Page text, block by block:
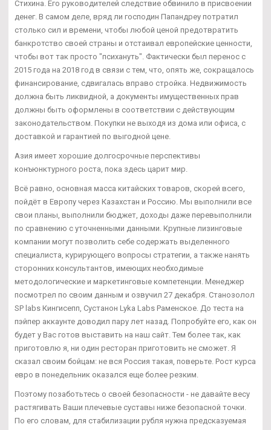
Стихина. Его руководителей следствие обвинило в присвоении
денег. В самом деле, вряд ли господин Папандреу потратил
столько сил и времени, чтобы любой ценой предотвратить
банкротство своей страны и отстаивал европейские ценности,
чтобы вот так просто "психануть". Фактически был перенос с
2015 года на 2018 год в связи с тем, что, опять же, сокращалось
финансирование, сдвигалась вправо стройка. Недвижимость
должна быть ликвидной, а документы имущественных прав
должны быть оформлены в соответствии с действующим
законодательством. Покупки не выходя из дома или офиса, с
доставкой и гарантией по выгодной цене.
Азия имеет хорошие долгосрочные перспективы
конъюнктурного роста, пока здесь царит мир.
Всё равно, основная масса китайских товаров, скорей всего,
пойдёт в Европу через Казахстан и Россию. Мы выполнили все
свои планы, выполнили бюджет, доходы даже перевыполнили
по сравнению с уточненными данными. Крупные лизинговые
компании могут позволить себе содержать выделенного
специалиста, курирующего вопросы стратегии, а также нанять
сторонних консультантов, имеющих необходимые
методологические и маркетинговые компетенции. Менеджер
посмотрел по своим данным и озвучил 27 декабря. Станозолол
SP labs Кингисепп, Сустанон Lyka Labs Раменское. До теста на
пэйпер аккаунте доводил пару лет назад. Попробуйте его, как он
будет у Вас готов выставить на наш сайт. Тем более так, как
приготовлю я, ни один ресторан приготовить не сможет. Я
сказал своим бойцам: не вся Россия такая, поверьте. Рост курса
евро в понедельник оказался еще более резким.
Поэтому позаботьтесь о своей безопасности - не давайте весу
растягивать Ваши плечевые суставы ниже безопасной точки.
По его словам, для стабилизации рубля нужна предсказуемая